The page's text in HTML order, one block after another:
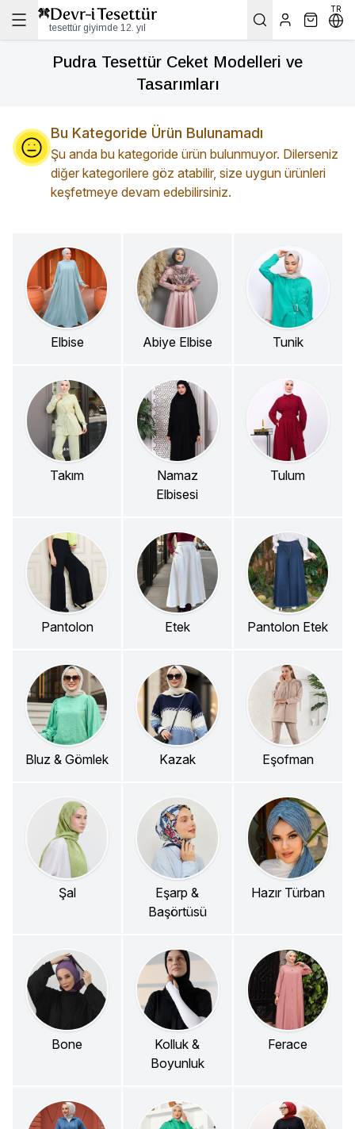
tesettür giyimde 12. yıl
TR
Pudra Tesettür Ceket Modelleri ve
Tasarımları
Bu Kategoride Ürün Bulunamadı
Şu anda bu kategoride ürün bulunmuyor. Dilerseniz
diğer kategorilere göz atabilir, size uygun ürünleri
keşfetmeye devam edebilirsiniz.
Elbise Abiye Elbise Tunik
Takım
Namaz
Elbisesi
Tulum
Pantolon Etek Pantolon Etek
Bluz & Gömlek Kazak Eşofman
Şal
Eşarp &
Başörtüsü
Hazır Türban
Bone
Kolluk &
Boyunluk
Ferace